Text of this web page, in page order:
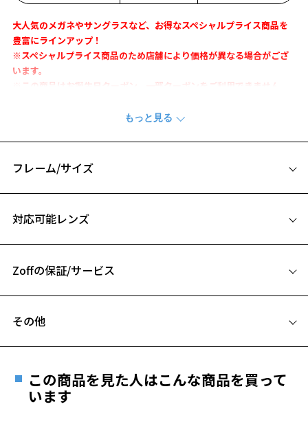
お気に入りに追加済です。
お気に入りリストは
大人気のメガネやサングラスなど、お得なスペシャルプライス商品を
豊富にラインアップ！
※スペシャルプライス商品のため店舗により価格が異なる場合がござ
います。
※この商品はお誕生日クーポン、一部クーポンをご利用できません。
Disney Collection Mickey & Friends
かわいくてどこか懐かしいミッキー&フレンズを、トレンドに取り入
れたデザインに仕立てました。
Casual Line
Disney Collection Mickey & Friends ページをみる
フレーム/サイズ
B ブリッジ(鼻部分)の横幅：19mm
対応可能レンズ
フレームとレンズの合計料金を知りたい方へ
Zoffの保証/サービス
安心1 フレーム１年間品質保証
その他
ご希望のお客さまは、「レンズ交換券」をお選びのうえ、
最寄りのZoff実店舗にてレンズをお買い求めください。
※サングラスやパッケージ品では「レンズ交換券」はお選び
この商品を見た人はこんな商品を買って
います